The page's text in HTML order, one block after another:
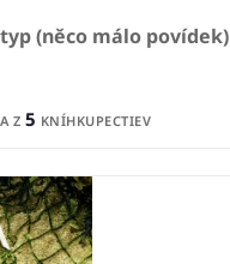
(něco málo povídek)
Z 5 KNÍHKUPECTIEV